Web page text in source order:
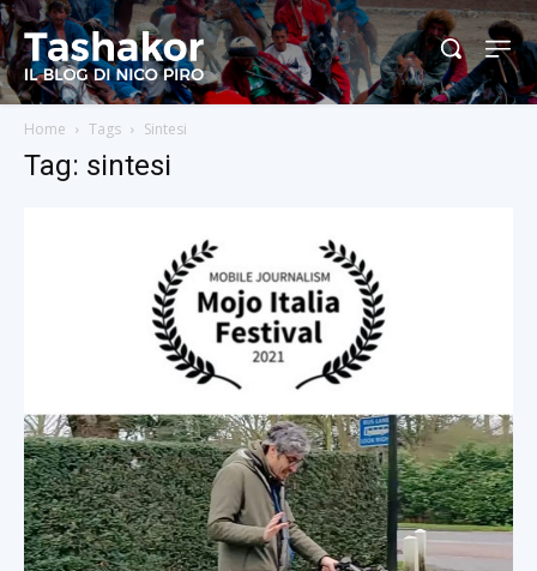
Home Tags Sintesi
Tag: sintesi